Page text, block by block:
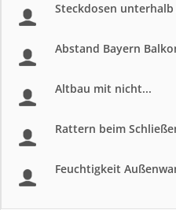
Steckdosen
Abstand Bayern
Altbau mit nicht...
Rattern beim
Feuchtigkeit